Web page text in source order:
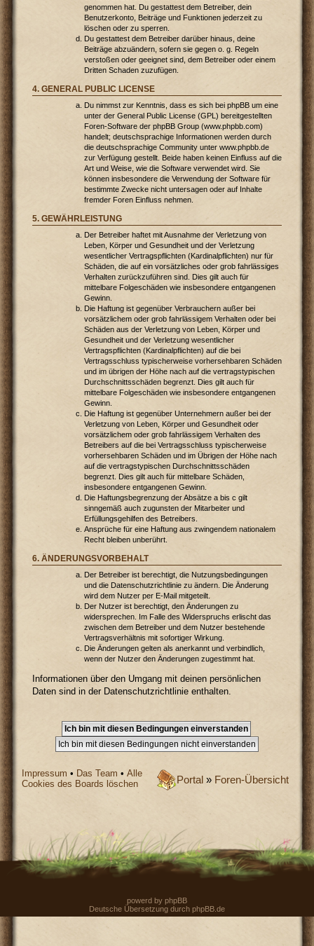
genommen hat. Du gestattest dem Betreiber, dein
Benutzerkonto, Beiträge und Funktionen jederzeit zu
löschen oder zu sperren.
Du gestattest dem Betreiber darüber hinaus, deine
Beiträge abzuändern, sofern sie gegen o. g. Regeln
verstoßen oder geeignet sind, dem Betreiber oder einem
Dritten Schaden zuzufügen.
4. GENERAL PUBLIC LICENSE
Du nimmst zur Kenntnis, dass es sich bei phpBB um eine
unter der General Public License (GPL) bereitgestellten
Foren-Software der phpBB Group (www.phpbb.com)
handelt; deutschsprachige Informationen werden durch
die deutschsprachige Community unter www.phpbb.de
zur Verfügung gestellt. Beide haben keinen Einfluss auf die
Art und Weise, wie die Software verwendet wird. Sie
können insbesondere die Verwendung der Software für
bestimmte Zwecke nicht untersagen oder auf Inhalte
fremder Foren Einfluss nehmen.
5. GEWÄHRLEISTUNG
Der Betreiber haftet mit Ausnahme der Verletzung von
Leben, Körper und Gesundheit und der Verletzung
wesentlicher Vertragspflichten (Kardinalpflichten) nur für
Schäden, die auf ein vorsätzliches oder grob fahrlässiges
Verhalten zurückzuführen sind. Dies gilt auch für
mittelbare Folgeschäden wie insbesondere entgangenen
Gewinn.
Die Haftung ist gegenüber Verbrauchern außer bei
vorsätzlichem oder grob fahrlässigem Verhalten oder bei
Schäden aus der Verletzung von Leben, Körper und
Gesundheit und der Verletzung wesentlicher
Vertragspflichten (Kardinalpflichten) auf die bei
Vertragsschluss typischerweise vorhersehbaren Schäden
und im übrigen der Höhe nach auf die vertragstypischen
Durchschnittsschäden begrenzt. Dies gilt auch für
mittelbare Folgeschäden wie insbesondere entgangenen
Gewinn.
Die Haftung ist gegenüber Unternehmern außer bei der
Verletzung von Leben, Körper und Gesundheit oder
vorsätzlichem oder grob fahrlässigem Verhalten des
Betreibers auf die bei Vertragsschluss typischerweise
vorhersehbaren Schäden und im Übrigen der Höhe nach
auf die vertragstypischen Durchschnittsschäden
begrenzt. Dies gilt auch für mittelbare Schäden,
insbesondere entgangenen Gewinn.
Die Haftungsbegrenzung der Absätze a bis c gilt
sinngemäß auch zugunsten der Mitarbeiter und
Erfüllungsgehilfen des Betreibers.
Ansprüche für eine Haftung aus zwingendem nationalem
Recht bleiben unberührt.
6. ÄNDERUNGSVORBEHALT
Der Betreiber ist berechtigt, die Nutzungsbedingungen
und die Datenschutzrichtlinie zu ändern. Die Änderung
wird dem Nutzer per E-Mail mitgeteilt.
Der Nutzer ist berechtigt, den Änderungen zu
widersprechen. Im Falle des Widerspruchs erlischt das
zwischen dem Betreiber und dem Nutzer bestehende
Vertragsverhältnis mit sofortiger Wirkung.
Die Änderungen gelten als anerkannt und verbindlich,
wenn der Nutzer den Änderungen zugestimmt hat.
Informationen über den Umgang mit deinen persönlichen
Daten sind in der Datenschutzrichtlinie enthalten.
Portal » Foren-Übersicht
Impressum • Das Team •Alle
Cookies des Boards löschen
powerd by phpBB
Deutsche Übersetzung durch phpBB.de